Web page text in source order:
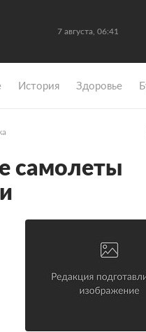
7 августа, 06:41
История Здоровье
самолеты